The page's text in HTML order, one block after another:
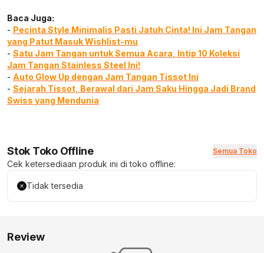
Baca Juga:
- Pecinta Style Minimalis Pasti Jatuh Cinta! Ini Jam Tangan
yang Patut Masuk Wishlist-mu
- Satu Jam Tangan untuk Semua Acara, Intip 10 Koleksi
Jam Tangan Stainless Steel Ini!
- Auto Glow Up dengan Jam Tangan Tissot Ini
- Sejarah Tissot, Berawal dari Jam Saku Hingga Jadi Brand
Swiss yang Mendunia
Stok Toko Offline Semua Toko
Cek ketersediaan produk ini di toko offline:
Tidak tersedia
Review